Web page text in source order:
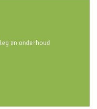
en onderhoud